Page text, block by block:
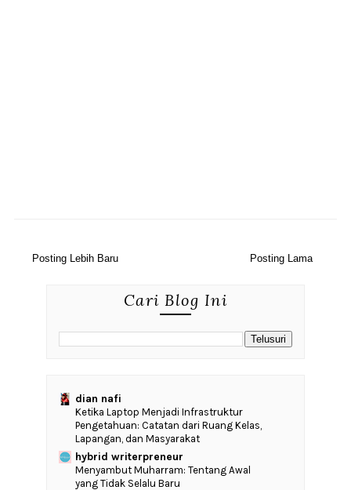
Posting Lebih Baru Posting Lama
Cari Blog Ini
dian nafi
Ketika Laptop Menjadi Infrastruktur
Pengetahuan: Catatan dari Ruang Kelas,
Lapangan, dan Masyarakat
hybrid writerpreneur
Menyambut Muharram: Tentang Awal
yang Tidak Selalu Baru